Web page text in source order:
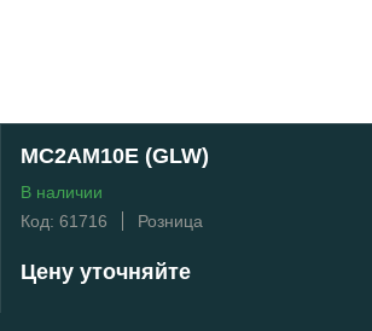
MC2AM10E (GLW)
В наличии
Код: 61716
Розница
Цену уточняйте